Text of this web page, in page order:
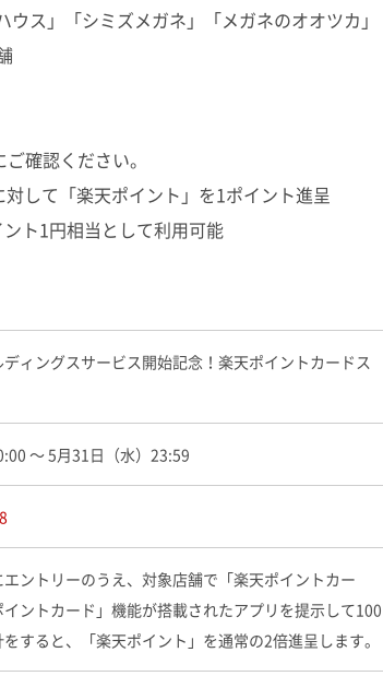
ス」「シミズメガネ」「メガネのオオツカ」
確認ください。
して「楽天ポイント」を1ポイント進呈
ト1円相当として利用可能
ディングスサービス開始記念！楽天ポイントカードス
～ 5月31日（水）23:59
ントリーのうえ、対象店舗で「楽天ポイントカー
イントカード」機能が搭載されたアプリを提示して100
すると、「楽天ポイント」を通常の2倍進呈します。